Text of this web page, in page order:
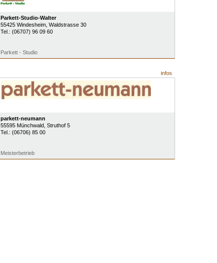
Parkett-Studio-Walter
55425 Windesheim, Waldstrasse 30
Tel.: (06707) 96 09 60
Parkett - Studio
infos
parkett-neumann
55595 Münchwald, Struthof 5
Tel.: (06706) 85 00
Meisterbetrieb